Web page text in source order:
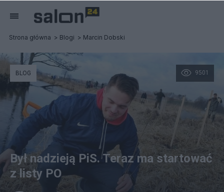
Strona główna Blogi Marcin Dobski
9501
BLOG
Był nadzieją PiS. Teraz ma startować
z listy PO